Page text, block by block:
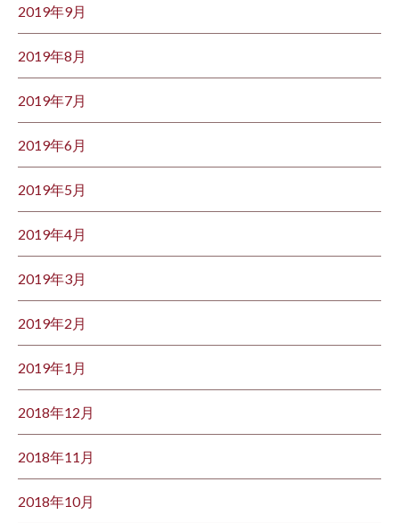
2019年9月
2019年8月
2019年7月
2019年6月
2019年5月
2019年4月
2019年3月
2019年2月
2019年1月
2018年12月
2018年11月
2018年10月